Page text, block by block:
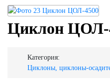
Циклон ЦОЛ-
Категория:
Циклоны, циклоны-